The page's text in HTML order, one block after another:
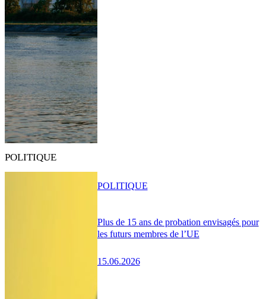
POLITIQUE
Plus de 15 ans de probation envisagés pour
les futurs membres de l’UE
15.06.2026
POLITIQUE